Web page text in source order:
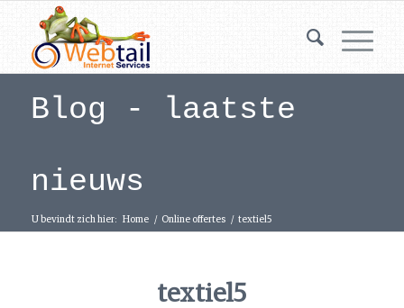
Blog - laatste
nieuws
U bevindt zich hier: Home / Online offertes / textiel5
textiel5